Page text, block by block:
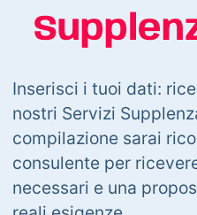
Inserisci i tuoi dati:
nostri Servizi
compilazione sarai
consulente per
necessari e una